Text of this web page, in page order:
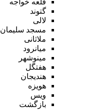
گتوند
لالی
مسجد سلیمان
ملاثانی
میانرود
مینوشهر
هفتگل
هندیجان
هویزه
ویس
بازگشت